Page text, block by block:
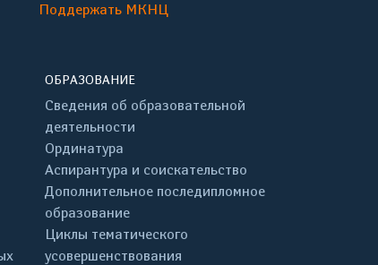
Поддержать МКНЦ
ОБРАЗОВАНИЕ
Сведения об образовательной
деятельности
Ординатура
Аспирантура и соискательство
Дополнительное последипломное
образование
Циклы тематического
усовершенствования